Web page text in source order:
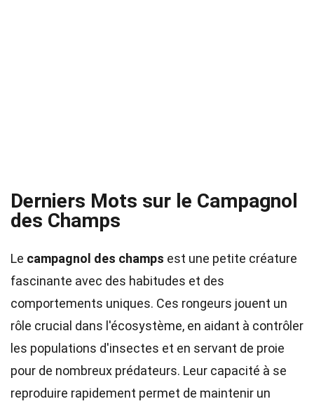
Derniers Mots sur le Campagnol
des Champs
Le campagnol des champs est une petite créature
fascinante avec des habitudes et des
comportements uniques. Ces rongeurs jouent un
rôle crucial dans l'écosystème, en aidant à contrôler
les populations d'insectes et en servant de proie
pour de nombreux prédateurs. Leur capacité à se
reproduire rapidement permet de maintenir un